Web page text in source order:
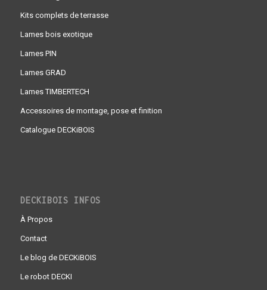
Kits complets de terrasse
Lames bois exotique
Lames PIN
Lames GRAD
Lames TIMBERTECH
Accessoires de montage, pose et finition
Catalogue DECKiBOIS
DECKIBOIS INFOS
À Propos
Contact
Le blog de DECKiBOIS
Le robot DECKI